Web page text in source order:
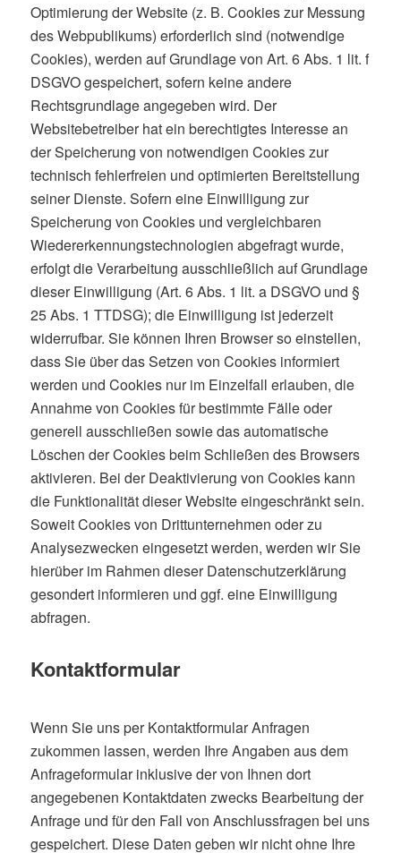
Optimierung der Website (z. B. Cookies zur Messung
des Webpublikums) erforderlich sind (notwendige
Cookies), werden auf Grundlage von Art. 6 Abs. 1 lit. f
DSGVO gespeichert, sofern keine andere
Rechtsgrundlage angegeben wird. Der
Websitebetreiber hat ein berechtigtes Interesse an
der Speicherung von notwendigen Cookies zur
technisch fehlerfreien und optimierten Bereitstellung
seiner Dienste. Sofern eine Einwilligung zur
Speicherung von Cookies und vergleichbaren
Wiedererkennungstechnologien abgefragt wurde,
erfolgt die Verarbeitung ausschließlich auf Grundlage
dieser Einwilligung (Art. 6 Abs. 1 lit. a DSGVO und §
25 Abs. 1 TTDSG); die Einwilligung ist jederzeit
widerrufbar. Sie können Ihren Browser so einstellen,
dass Sie über das Setzen von Cookies informiert
werden und Cookies nur im Einzelfall erlauben, die
Annahme von Cookies für bestimmte Fälle oder
generell ausschließen sowie das automatische
Löschen der Cookies beim Schließen des Browsers
aktivieren. Bei der Deaktivierung von Cookies kann
die Funktionalität dieser Website eingeschränkt sein.
Soweit Cookies von Drittunternehmen oder zu
Analysezwecken eingesetzt werden, werden wir Sie
hierüber im Rahmen dieser Datenschutzerklärung
gesondert informieren und ggf. eine Einwilligung
abfragen.
Kontaktformular
Wenn Sie uns per Kontaktformular Anfragen
zukommen lassen, werden Ihre Angaben aus dem
Anfrageformular inklusive der von Ihnen dort
angegebenen Kontaktdaten zwecks Bearbeitung der
Anfrage und für den Fall von Anschlussfragen bei uns
gespeichert. Diese Daten geben wir nicht ohne Ihre